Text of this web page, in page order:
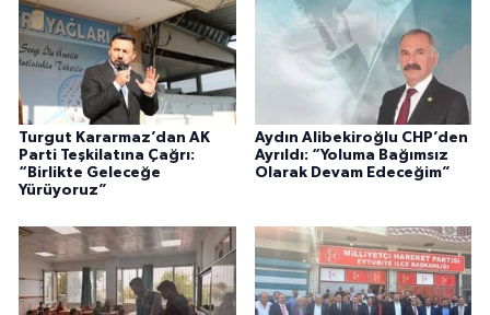
Turgut Kararmaz’dan AK
Parti Teşkilatına Çağrı:
“Birlikte Geleceğe
Yürüyoruz”
Aydın Alibekiroğlu CHP’den
Ayrıldı: “Yoluma Bağımsız
Olarak Devam Edeceğim”